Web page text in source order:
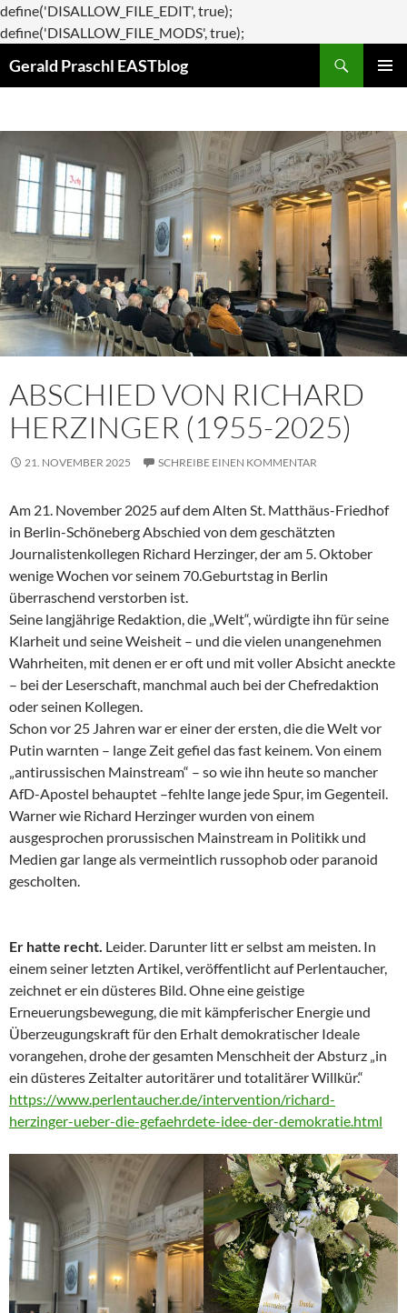
define('DISALLOW_FILE_EDIT', true);
define('DISALLOW_FILE_MODS', true);
Gerald Praschl EASTblog
ABSCHIED VON RICHARD
HERZINGER (1955-2025)
21. NOVEMBER 2025 SCHREIBE EINEN KOMMENTAR
Am 21. November 2025 auf dem Alten St. Matthäus-Friedhof
in Berlin-Schöneberg Abschied von dem geschätzten
Journalistenkollegen Richard Herzinger, der am 5. Oktober
wenige Wochen vor seinem 70.Geburtstag in Berlin
überraschend verstorben ist.
Seine langjährige Redaktion, die „Welt“, würdigte ihn für seine
Klarheit und seine Weisheit – und die vielen unangenehmen
Wahrheiten, mit denen er er oft und mit voller Absicht aneckte
– bei der Leserschaft, manchmal auch bei der Chefredaktion
oder seinen Kollegen.
Schon vor 25 Jahren war er einer der ersten, die die Welt vor
Putin warnten – lange Zeit gefiel das fast keinem. Von einem
„antirussischen Mainstream“ – so wie ihn heute so mancher
AfD-Apostel behauptet –fehlte lange jede Spur, im Gegenteil.
Warner wie Richard Herzinger wurden von einem
ausgesprochen prorussischen Mainstream in Politikk und
Medien gar lange als vermeintlich russophob oder paranoid
gescholten.
Er hatte recht. Leider. Darunter litt er selbst am meisten. In
einem seiner letzten Artikel, veröffentlicht auf Perlentaucher,
zeichnet er ein düsteres Bild. Ohne eine geistige
Erneuerungsbewegung, die mit kämpferischer Energie und
Überzeugungskraft für den Erhalt demokratischer Ideale
vorangehen, drohe der gesamten Menschheit der Absturz „in
ein düsteres Zeitalter autoritärer und totalitärer Willkür.“
https://www.perlentaucher.de/intervention/richard-
herzinger-ueber-die-gefaehrdete-idee-der-demokratie.html